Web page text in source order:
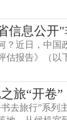
信息公开
近日，中国
估报告》（以
旅“开卷”
去旅行”系列